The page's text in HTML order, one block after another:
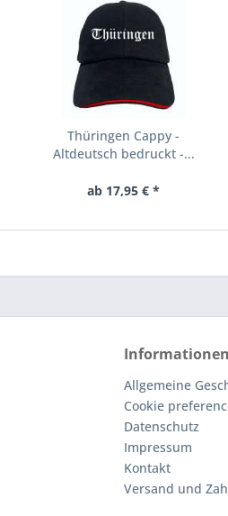
Thüringen Cappy -
Altdeutsch bedruckt -...
ab 17,95 € *
Informationen
Allgemeine
Cookie
Datenschutz
Impressum
Kontakt
Versand und